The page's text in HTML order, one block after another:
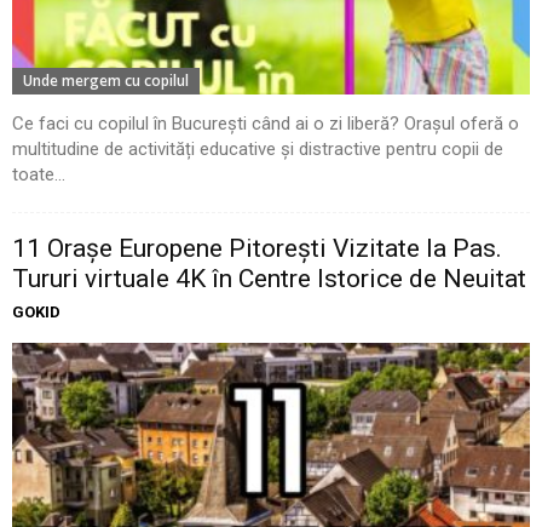
Unde mergem cu copilul
Ce faci cu copilul în București când ai o zi liberă? Orașul oferă o
multitudine de activități educative și distractive pentru copii de
toate...
11 Oraşe Europene Pitoreşti Vizitate la Pas.
Tururi virtuale 4K în Centre Istorice de Neuitat
GOKID